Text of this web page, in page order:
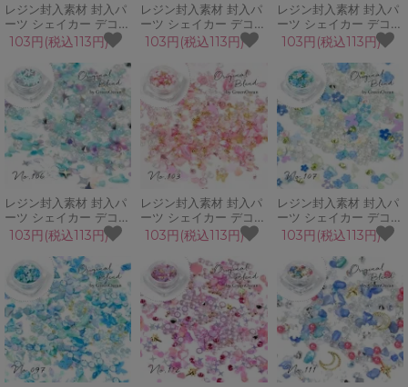
レジン封入素材 封入パ
ーツ シェイカー デコパ
ーツフェミニンブルー
フラワー 蝶 お花 フラ
ワー 春 ネイルパーツ
GreenOceanオリジナ
ルブレンド♪
103円(税込113円)
レジン封入素材 封入パ
ーツ シェイカー デコパ
ーツ オータムガーデン
蝶 花 ガラス粒 スライ
ス ネイル GreenOcean
オリジナルブレンド♪
103円(税込113円)
レジン封入素材 封入パ
ーツ シェイカー デコパ
ーツ ジュエリーナイト
蝶 星 ガラス粒 シェル
ブリオン ネイル
GreenOceanオリジナ
ルブレンド♪
103円(税込113円)
レジン封入素材 封入パ
ーツ シェイカー デコパ
ーツ レインボースノー
雪の結晶 冬 クリスマス
星 粒ガラス
GreenOceanオリジナ
ルブレンド♪
103円(税込113円)
レジン封入素材 封入パ
ーツ シェイカー デコパ
ーツ プリンセスピンク
桜 蝶 春 花びら ホログ
ラム ビジュー
GreenOceanオリジナ
ルブレンド♪
103円(税込113円)
レジン封入素材 封入パ
ーツ シェイカー デコパ
ーツ わすれな草 蝶 花
スパンコール シェルフ
レーク GreenOceanオ
リジナルブレンド♪
103円(税込113円)